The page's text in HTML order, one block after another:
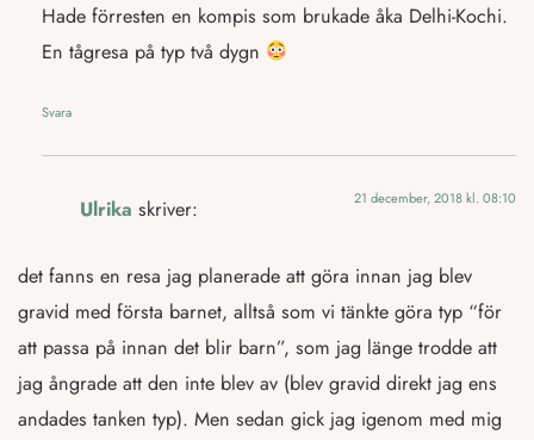
Hade förresten en kompis som brukade åka Delhi-Kochi.
En tågresa på typ två dygn
Svara
Ulrika skriver: 21 december, 2018 kl. 08:10
det fanns en resa jag planerade att göra innan jag blev
gravid med första barnet, alltså som vi tänkte göra typ “för
att passa på innan det blir barn”, som jag länge trodde att
jag ångrade att den inte blev av (blev gravid direkt jag ens
andades tanken typ). Men sedan gick jag igenom med mig